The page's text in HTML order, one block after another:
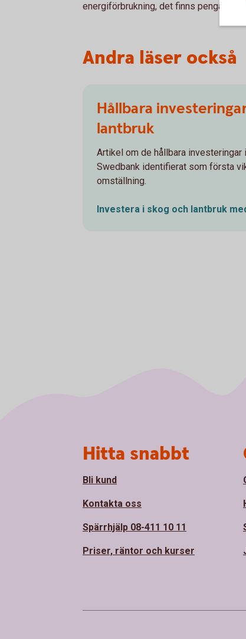
energiförbrukning, det finns pengar att
Andra läser också
Hållbara
lantbruk
Artikel om de hållbara
Swedbank identifierat som första
omställning.
Investera i skog och lantbruk
Hitta snabbt
Bli kund
Kontakta oss
Spärrhjälp 08-411 10 11
Priser, räntor och kurser